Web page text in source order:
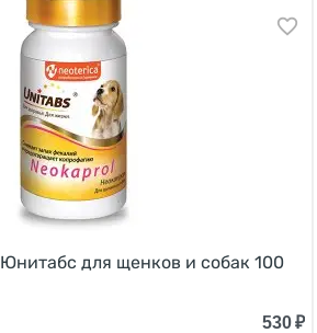
для щенков и собак 100
530₽